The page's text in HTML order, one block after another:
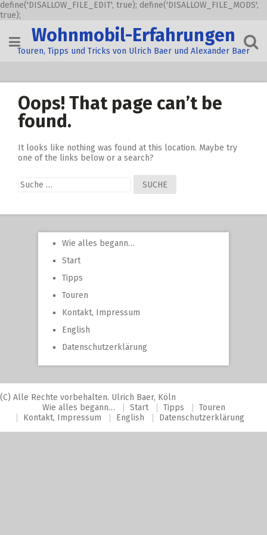
define('DISALLOW_FILE_EDIT', true); define('DISALLOW_FILE_MODS',
true);
content
Wohnmobil-Erfahrungen
Touren, Tipps und Tricks von Ulrich Baer und Alexander Baer
Oops! That page can’t be
found.
It looks like nothing was found at this location. Maybe try
one of the links below or a search?
Suche
nach:
Wie alles begann…
Start
Tipps
Touren
Kontakt, Impressum
English
Datenschutzerklärung
(C) Alle Rechte vorbehalten. Ulrich Baer, Köln
Wie alles begann…
Start Tipps
Touren
Kontakt, Impressum
English Datenschutzerklärung